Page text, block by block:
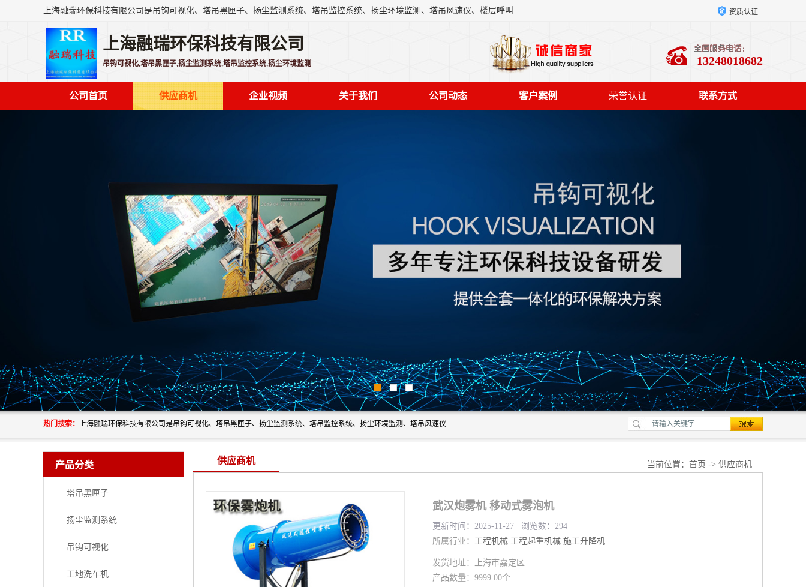
上海融瑞环保科技有限公司是吊钩可视化、塔吊黑匣子、扬尘监测系统、塔吊监控系统、扬尘环境监测、塔吊风速仪、楼层呼叫器、主令控制器、人脸识别、风速仪等一系列环保设备的研发生产销售为一体的专业化公司。 资质认证
上海融瑞环保科技有限公司
吊钩可视化,塔吊黑匣子,扬尘监测系统,塔吊监控系统,扬尘环境监测 13248018682
公司首页 供应商机 企业视频 关于我们 公司动态 客户案例 荣誉认证 联系方式
热门搜索： 上海融瑞环保科技有限公司是吊钩可视化、塔吊黑匣子、扬尘监测系统、塔吊监控系统、扬尘环境监测、塔吊风速仪、楼层呼叫器、主令控制器、人脸识别、风速仪等一系列环保设备的研发生产销售为一体的专业化公司。
产品分类
塔吊黑匣子
扬尘监测系统
吊钩可视化
工地洗车机
供应商机 当前位置： 首页 -> 供应商机
武汉炮雾机 移动式雾泡机
更新时间：2025-11-27 浏览数：294
所属行业： 工程机械 工程起重机械 施工升降机
发货地址：上海市嘉定区
产品数量：9999.00个